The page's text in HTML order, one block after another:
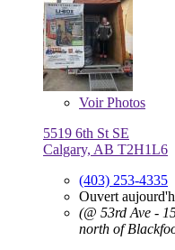
VoirPhotos
5519 6th St SE
Calgary, AB T2H1L6
(403) 253-4335
Ouvert
(@ 53rd Ave -
north of